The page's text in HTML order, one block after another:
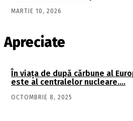
MARTIE 10, 2026
Apreciate
În viaţa de după cărbune al
este al centralelor nucleare….
OCTOMBRIE 8, 2025